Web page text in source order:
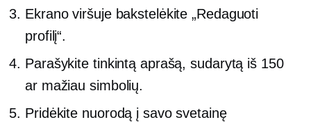
Ekrano viršuje bakstelėkite „Redaguoti
profilį“.
Parašykite tinkintą aprašą, sudarytą iš 150
ar mažiau simbolių.
Pridėkite nuorodą į savo svetainę